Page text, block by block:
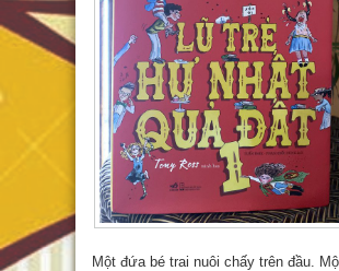
Một đứa bé trai nuôi chấy trên đầu.